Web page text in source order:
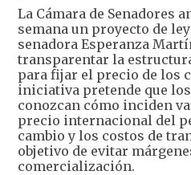
La Cámara de Senadores
semana un proyecto de
senadora Esperanza
transparentar la
para fijar el precio de los
iniciativa pretende que
conozcan cómo inciden
precio internacional del
cambio y los costos de
objetivo de evitar
comercialización.